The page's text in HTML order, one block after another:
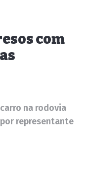
com
na rodovia
representante